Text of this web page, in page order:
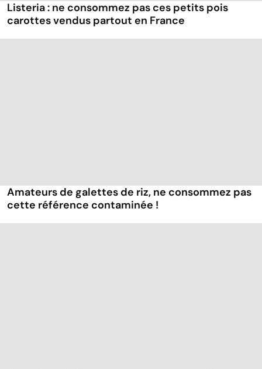
Listeria : ne consommez pas ces petits pois
carottes vendus partout en France
Amateurs de galettes de riz, ne consommez pas
cette référence contaminée !